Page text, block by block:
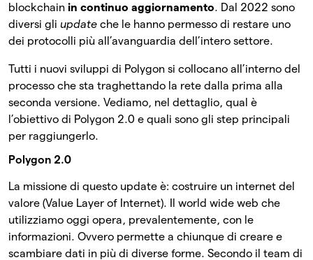
blockchain in continuo aggiornamento. Dal 2022 sono
diversi gli update che le hanno permesso di restare uno
dei protocolli più all’avanguardia dell’intero settore.
Tutti i nuovi sviluppi di Polygon si collocano all’interno del
processo che sta traghettando la rete dalla prima alla
seconda versione. Vediamo, nel dettaglio, qual è
l’obiettivo di Polygon 2.0 e quali sono gli step principali
per raggiungerlo.
Polygon 2.0
La missione di questo update è: costruire un internet del
valore (Value Layer of Internet). Il world wide web che
utilizziamo oggi opera, prevalentemente, con le
informazioni. Ovvero permette a chiunque di creare e
scambiare dati in più di diverse forme. Secondo il team di